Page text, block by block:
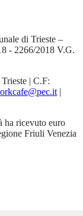
di Trieste –
- 2266/2018 V.G.
| C.F:
|
ha ricevuto euro
Friuli Venezia